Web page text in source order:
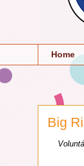
Home
Big